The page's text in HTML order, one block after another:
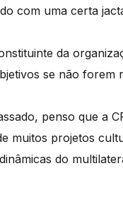
com uma certa
da
se não forem
penso que a
muitos projetos
do